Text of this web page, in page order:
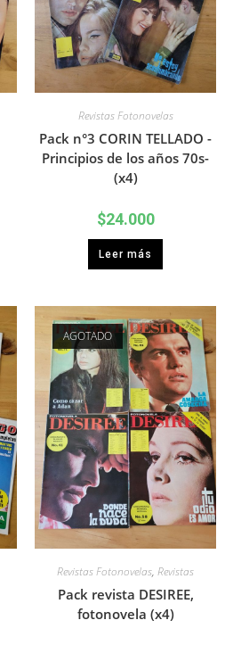
Revistas Fotonovelas
Pack n°3 CORIN TELLADO -
Principios de los años 70s-
(x4)
$24.000
Leer más
AGOTADO
Revistas Fotonovelas, Revistas
Pack revista DESIREE,
fotonovela (x4)